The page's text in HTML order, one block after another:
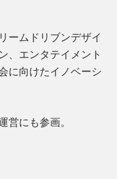
ームドリブンデザイ
、エンタテイメント
に向けたイノベーシ
営にも参画。